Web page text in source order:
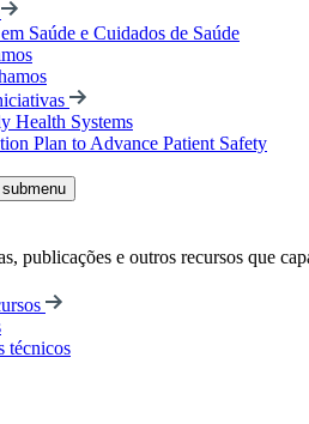
Saúde e Cuidados de Saúde
Health Systems
Plan to Advance Patient Safety
publicações e outros recursos que
técnicos